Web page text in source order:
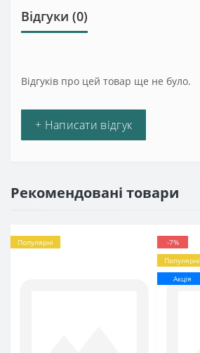
Відгуки (0)
Відгуків про цей товар ще не було.
+ Написати відгук
Рекомендовані товари
Популярні
-7%
Популярні
Акція